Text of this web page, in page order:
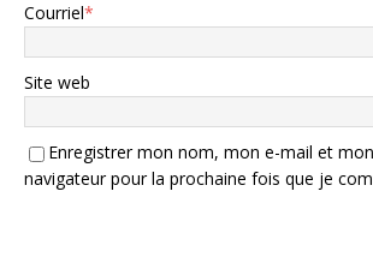
Courriel*
Site web
Enregistrer mon nom, mon e-mail et
navigateur pour la prochaine fois que je